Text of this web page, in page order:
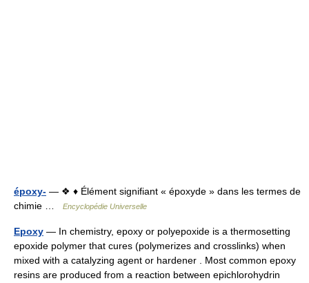
époxy- — ❖ ♦ Élément signifiant « époxyde » dans les termes de
chimie …
Encyclopédie Universelle
Epoxy — In chemistry, epoxy or polyepoxide is a thermosetting
epoxide polymer that cures (polymerizes and crosslinks) when
mixed with a catalyzing agent or hardener . Most common epoxy
resins are produced from a reaction between epichlorohydrin